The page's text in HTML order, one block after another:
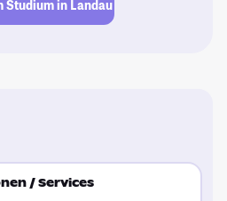
Studium in Landau
/ Services